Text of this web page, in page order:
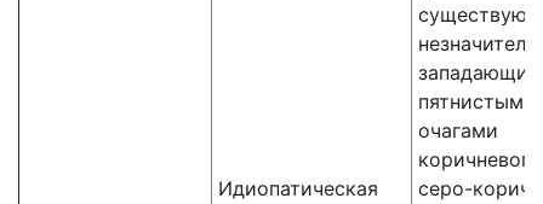
Идиопатическая
пятнистыми
очагами
серо-